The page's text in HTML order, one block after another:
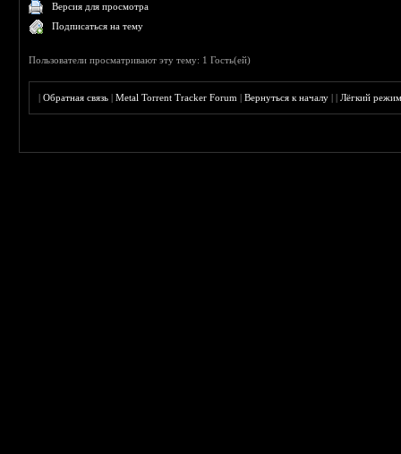
Версия для просмотра
Подписаться на тему
Пользователи просматривают эту тему: 1 Гость(ей)
|Обратная связь |Metal Torrent Tracker Forum |Вернуться к началу ||Лёгкий